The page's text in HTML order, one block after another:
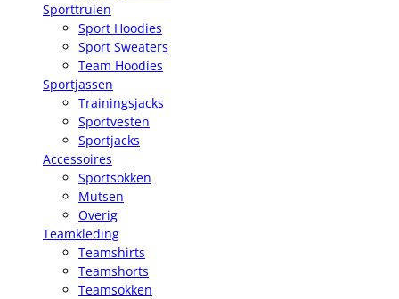
Sporttruien
Sport Hoodies
Sport Sweaters
Team Hoodies
Sportjassen
Trainingsjacks
Sportvesten
Sportjacks
Accessoires
Sportsokken
Mutsen
Overig
Teamkleding
Teamshirts
Teamshorts
Teamsokken